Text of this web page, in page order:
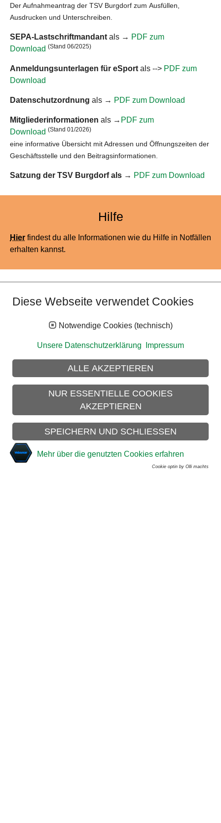
Der Aufnahmeantrag der TSV Burgdorf zum Ausfüllen,
Ausdrucken und Unterschreiben.
SEPA-Lastschriftmandant als → PDF zum
Download (Stand 06/2025)
Anmeldungsunterlagen für eSport als --> PDF zum
Download
Datenschutzordnung als → PDF zum Download
Mitgliederinformationen als → PDF zum
Download (Stand 01/2026)
eine informative Übersicht mit Adressen und Öffnungszeiten der
Geschäftsstelle und den Beitragsinformationen.
Satzung der TSV Burgdorf als → PDF zum Download
Hilfe
Hier findest du alle Informationen wie du Hilfe in Notfällen
erhalten kannst.
Die Geschäftsstelle der Turn- und Sportvereinigung
Burgdorf e.V. erteilt Ihnen gerne Auskünfte über die
Handball), bzw. leitet die Fragen von interessierten
Sportlern an die zuständigen Abteilungen weiter.
Unsere Adresse
TSV Burgdorf e.V.
Geschäftsstelle
Hannoversche Neustadt 15
31303 Burgdorf
Diese Webseite verwendet Cookies
Notwendige Cookies (technisch)
Unsere Datenschutzerklärung Impressum
ALLE AKZEPTIEREN
NUR ESSENTIELLE COOKIES
AKZEPTIEREN
SPEICHERN UND SCHLIESSEN
Mehr über die genutzten Cookies erfahren
Cookie optin by Olli machts